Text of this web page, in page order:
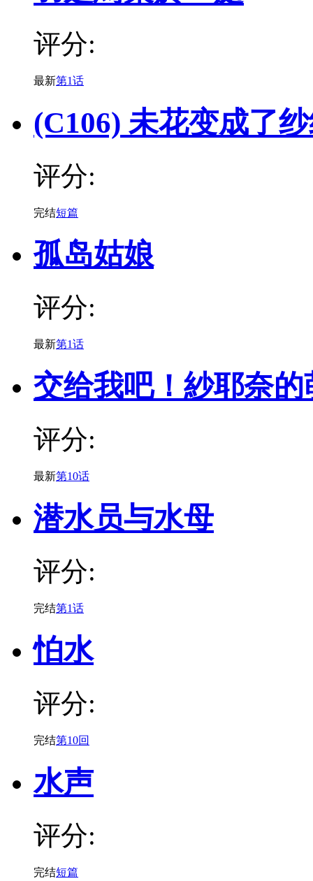
评分:
最新第1话
(C106) 未花变成了
评分:
完结短篇
孤岛姑娘
评分:
最新第1话
交给我吧！紗耶奈的
评分:
最新第10话
潜水员与水母
评分:
完结第1话
怕水
评分:
完结第10回
水声
评分:
完结短篇